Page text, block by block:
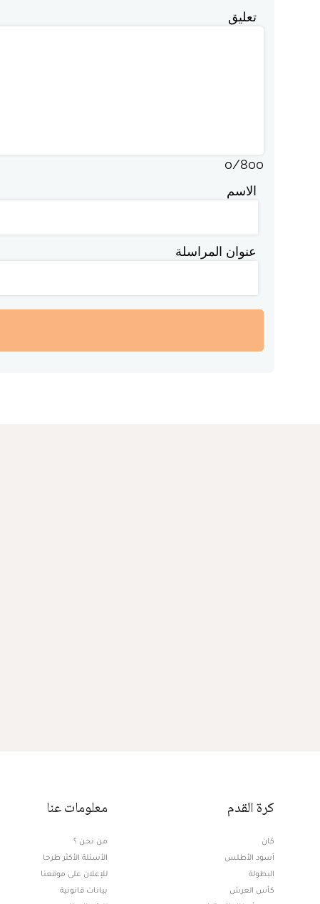
تعليق
0/800
الاسم
عنوان المراسلة
كرة القدم
كان
أسود الأطلس
البطولة
كأس العرش
معلومات عنا
من نحن ؟
الأسئلة الأكثر طرحا
للإعلان على موقعنا
بيانات قانونية